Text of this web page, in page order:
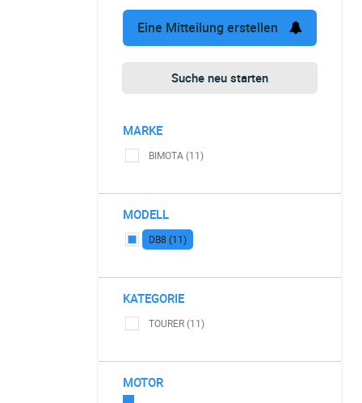
Eine Mitteilung erstellen
Suche neu starten
MARKE
BIMOTA (11)
MODELL
DB8 (11)
KATEGORIE
TOURER (11)
MOTOR